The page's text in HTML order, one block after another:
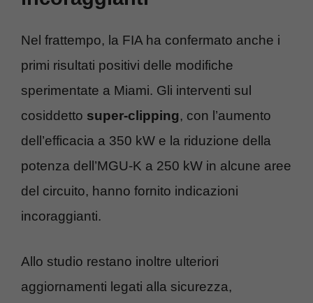
Nel frattempo, la FIA ha confermato anche i
primi risultati positivi delle modifiche
sperimentate a Miami. Gli interventi sul
cosiddetto super-clipping, con l’aumento
dell’efficacia a 350 kW e la riduzione della
potenza dell’MGU-K a 250 kW in alcune aree
del circuito, hanno fornito indicazioni
incoraggianti.
Allo studio restano inoltre ulteriori
aggiornamenti legati alla sicurezza,